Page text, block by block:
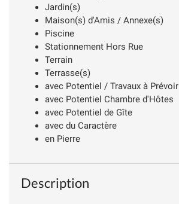
Jardin(s)
Maison(s) d'Amis / Annexe(s)
Piscine
Stationnement Hors Rue
Terrain
Terrasse(s)
avec Potentiel / Travaux à Prévoir
avec Potentiel Chambre d'Hôtes
avec Potentiel de Gîte
avec du Caractère
en Pierre
Description